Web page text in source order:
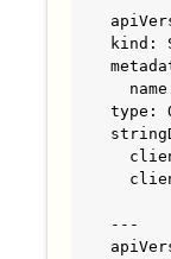
kind:
type:
---